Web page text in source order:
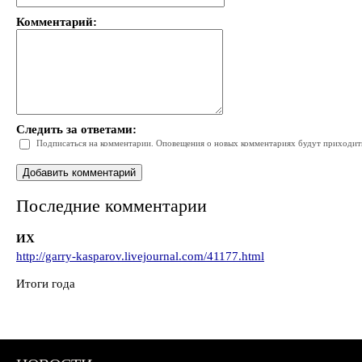
Комментарий:
Следить за ответами:
Подписаться на комментарии. Оповещения о новых комментариях будут
Последние комментарии
ИХ
http://garry-kasparov.livejournal.com/41177.html
Итоги года